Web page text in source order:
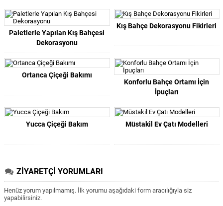
Paletlerle Yapılan Kış Bahçesi
Dekorasyonu
Kış Bahçe Dekorasyonu Fikirleri
Ortanca Çiçeği Bakımı
Konforlu Bahçe Ortamı İçin
İpuçları
Yucca Çiçeği Bakım Müstakil Ev Çatı Modelleri
ZİYARETÇİ YORUMLARI
Henüz yorum yapılmamış. İlk yorumu aşağıdaki form aracılığıyla siz
yapabilirsiniz.